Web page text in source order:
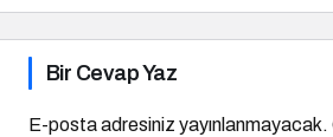
Bir Cevap Yaz
E-posta adresiniz yayınlanmayacak.